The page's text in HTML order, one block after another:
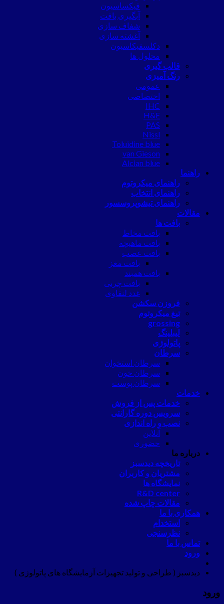
فیکساسیون
آبگیری بافت
شفاف سازی
آغشته سازی
دکلسفیکاسیون
محلول ها
قالب گیری
رنگ آمیزی
عمومی
اختصاصی
IHC
H&E
PAS
Nissl
Toluidine blue
van Gieson
Alcian blue
راهنما
راهنمای میکروتوم
راهنمای انتخاب
راهنمای تیشوپروسسور
مقالات
بافت ها
بافت مخاط
بافت ماهیچه
بافت عصب
بافت مغز
بافت همبند
بافت چربی
غدد لنفاوی
فروزن سکشن
تیغ میکروتوم
grossing
لیبلینگ
پاتولوژی
سرطان
سرطان استخوان
سرطان خون
سرطان پوست
خدمات
خدمات پس از فروش
سرویس دوره گارانتی
نصب و راه اندازی
آنلاین
حضوری
درباره ما
تاریخچه دیدسبز
مشتریان و کاربران
نمایشگاه ها
R&D center
مقالات چاپ شده
همکاری با ما
استخدام
نظرسنجی
تماس با ما
ورود
دیدسبز ( طراحی و تولید تجهیزات آزمایشگاه های پاتولوژی )
ورود